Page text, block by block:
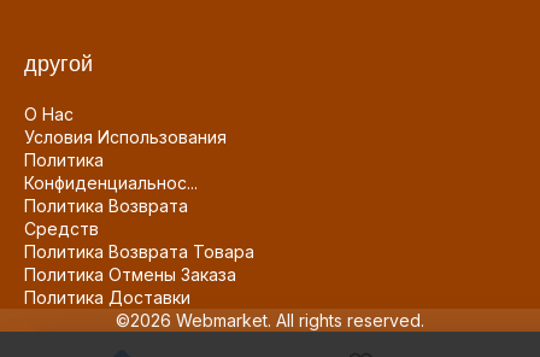
другой
О Нас
Условия Использования
Политика
Конфиденциальнос...
Политика Возврата
Средств
Политика Возврата Товара
Политика Отмены Заказа
Политика Доставки
©2026 Webmarket. All rights reserved.